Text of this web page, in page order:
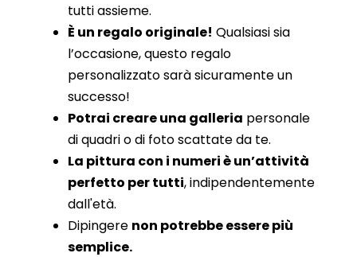
tutti assieme.
È un regalo originale! Qualsiasi sia
l’occasione, questo regalo
personalizzato sarà sicuramente un
successo!
Potrai creare una galleria personale
di quadri o di foto scattate da te.
La pittura con i numeri è un’attività
perfetto per tutti, indipendentemente
dall'età.
Dipingere non potrebbe essere più
semplice.